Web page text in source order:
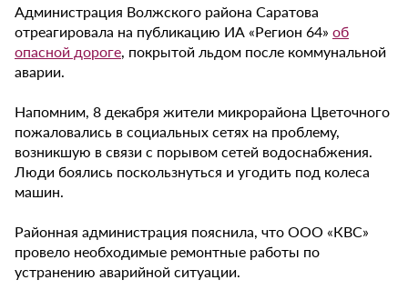
Администрация Волжского района Саратова
отреагировала на публикацию ИА «Регион 64» об
опасной дороге, покрытой льдом после коммунальной
аварии.
Напомним, 8 декабря жители микрорайона Цветочного
пожаловались в социальных сетях на проблему,
возникшую в связи с порывом сетей водоснабжения.
Люди боялись поскользнуться и угодить под колеса
машин.
Районная администрация пояснила, что ООО «КВС»
провело необходимые ремонтные работы по
устранению аварийной ситуации.